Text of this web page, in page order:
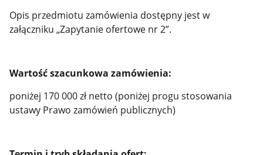
Opis przedmiotu zamówienia dostępny jest w
załączniku „Zapytanie ofertowe nr 2”.
Wartość szacunkowa zamówienia:
poniżej 170 000 zł netto (poniżej progu stosowania
ustawy Prawo zamówień publicznych)